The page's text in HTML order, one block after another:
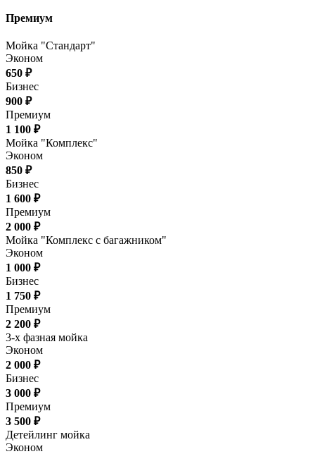
Премиум
Мойка "Стандарт"
Эконом
650 ₽
Бизнес
900 ₽
Премиум
1 100 ₽
Мойка "Комплекс"
Эконом
850 ₽
Бизнес
1 600 ₽
Премиум
2 000 ₽
Мойка "Комплекс с багажником"
Эконом
1 000 ₽
Бизнес
1 750 ₽
Премиум
2 200 ₽
3-х фазная мойка
Эконом
2 000 ₽
Бизнес
3 000 ₽
Премиум
3 500 ₽
Детейлинг мойка
Эконом